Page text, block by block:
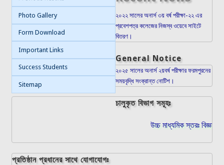
Photo Gallery
Form Download
Important Links
Success Students
Sitemap
২০২২ সালের অনার্স ৩য় বর্ষ পরীক্ষা-২২ এর
প্রবেশপত্র কলেজের নিজস্ব ওয়েবে সাইটে
বিতরণ।
General Notice
২০২৫ সালের অনার্স ২য়বর্ষ পরীক্ষার ফরমপুরনের
সময়বৃদ্ধি সংক্রান্ত নোটিশ।
চালুকৃত বিভাগ সমূহঃ
উচ্চ মাধ্যমিক স্তরঃ বিজ্ঞান,
প্রতিষ্ঠান প্রধানের সাথে যোগাযোগঃ